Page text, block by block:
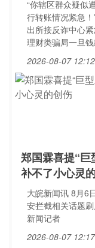
“你辖区群众疑似
行转账情况紧急
出所接反诈中心
理财类骗局一旦
2026-08-07
郑国霖喜提“
补不了小心灵
大皖新闻讯 8月6
安拦截相关话题
新闻记者
2026-08-07